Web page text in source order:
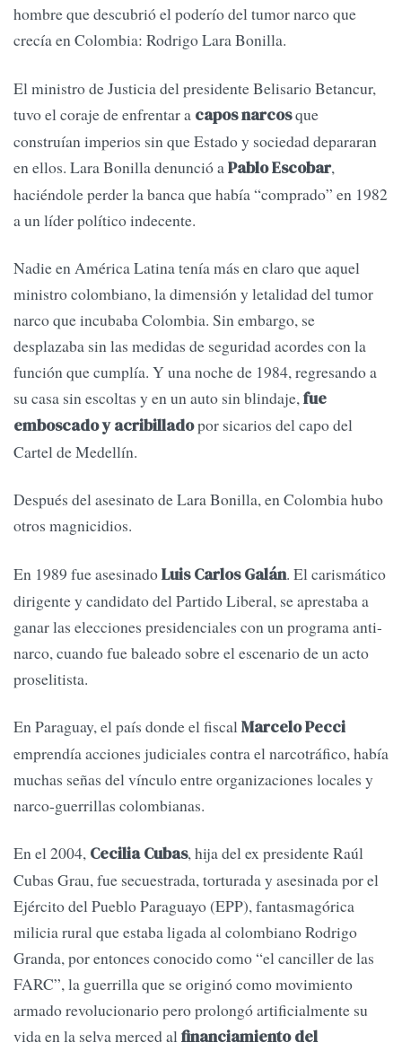
hombre que descubrió el poderío del tumor narco que
crecía en Colombia: Rodrigo Lara Bonilla.
El ministro de Justicia del presidente Belisario Betancur,
tuvo el coraje de enfrentar a capos narcosque
construían imperios sin que Estado y sociedad depararan
en ellos. Lara Bonilla denunció aPablo Escobar,
haciéndole perder la banca que había “comprado” en 1982
a un líder político indecente.
Nadie en América Latina tenía más en claro que aquel
ministro colombiano, la dimensión y letalidad del tumor
narco que incubaba Colombia. Sin embargo, se
desplazaba sin las medidas de seguridad acordes con la
función que cumplía. Y una noche de 1984, regresando a
su casa sin escoltas y en un auto sin blindaje,fue
emboscado y acribilladopor sicarios del capo del
Cartel de Medellín.
Después del asesinato de Lara Bonilla, en Colombia hubo
otros magnicidios.
En 1989 fue asesinadoLuis Carlos Galán. El carismático
dirigente y candidato del Partido Liberal, se aprestaba a
ganar las elecciones presidenciales con un programa anti-
narco, cuando fue baleado sobre el escenario de un acto
proselitista.
En Paraguay, el país donde el fiscalMarcelo Pecci
emprendía acciones judiciales contra el narcotráfico, había
muchas señas del vínculo entre organizaciones locales y
narco-guerrillas colombianas.
En el 2004, Cecilia Cubas, hija del ex presidente Raúl
Cubas Grau, fue secuestrada, torturada y asesinada por el
Ejército del Pueblo Paraguayo (EPP), fantasmagórica
milicia rural que estaba ligada al colombiano Rodrigo
Granda, por entonces conocido como “el canciller de las
FARC”, la guerrilla que se originó como movimiento
armado revolucionario pero prolongó artificialmente su
vida en la selva merced alfinanciamiento del